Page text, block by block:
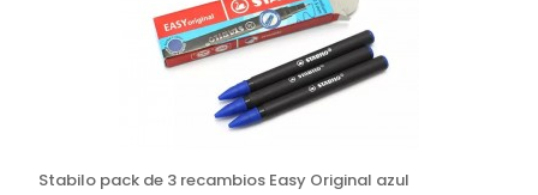
Stabilo pack de 3 recambios Easy Original azul